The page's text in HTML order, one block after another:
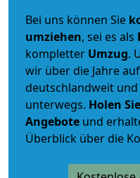
Bei uns können Sie
umziehen, sei es als
kompletter Umzug.
wir über die Jahre
deutschlandweit
unterwegs. Holen
Angebote und
Überblick über die